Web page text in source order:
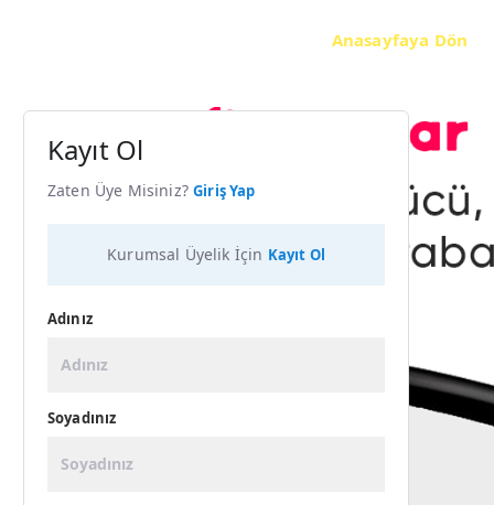
Anasayfaya Dön
Kayıt Ol
Zaten Üye Misiniz?Giriş Yap
Kurumsal Üyelik İçin Kayıt Ol
Adınız
Soyadınız